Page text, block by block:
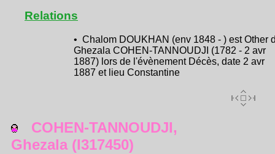
Relations
• Chalom DOUKHAN (env 1848 - ) est Other
Ghezala COHEN-TANNOUDJI (1782 - 2 avr
1887) lors de l'évènement Décès, date 2 avr
1887 et lieu Constantine
COHEN-TANNOUDJI,
Ghezala (I317450)